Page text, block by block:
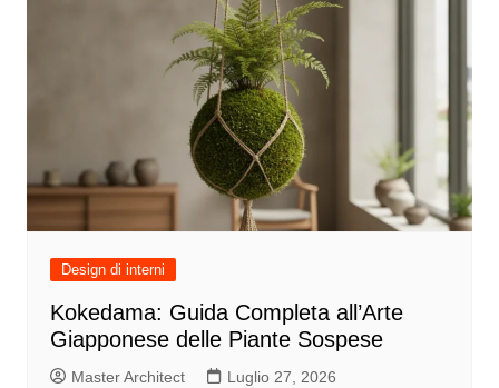
Design di interni
Kokedama: Guida Completa all’Arte
Giapponese delle Piante Sospese
Master Architect Luglio 27, 2026